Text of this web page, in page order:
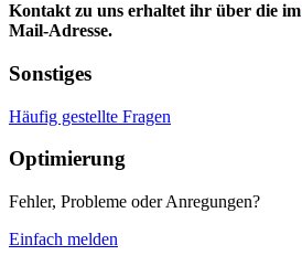
Kontakt zu uns erhaltet ihr über die im
Mail-Adresse.
Sonstiges
Häufig gestellte Fragen
Optimierung
Fehler, Probleme oder Anregungen?
Einfach melden